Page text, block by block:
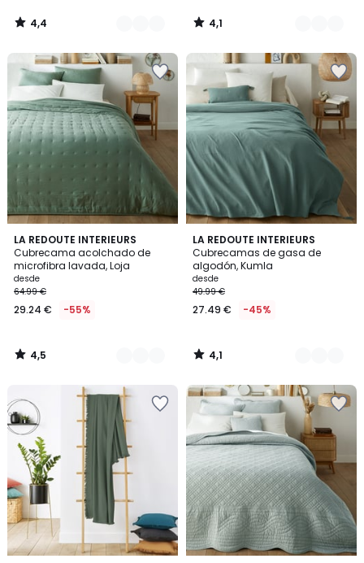
4,4
/
4,1
/
LA REDOUTE INTERIEURS
Cubrecama acolchado de
microfibra lavada, Loja
desde
64.99 €
29.24 € -55%
4,5
/ 5
5
Colores
4,5
/
LA REDOUTE INTERIEURS
Cubrecamas de gasa de
algodón, Kumla
desde
49.99 €
27.49 € -45%
4,1
/ 5
7
Colores
4,1
/